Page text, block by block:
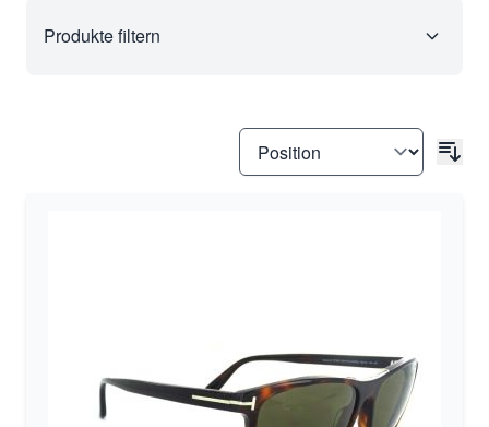
Produkte filtern